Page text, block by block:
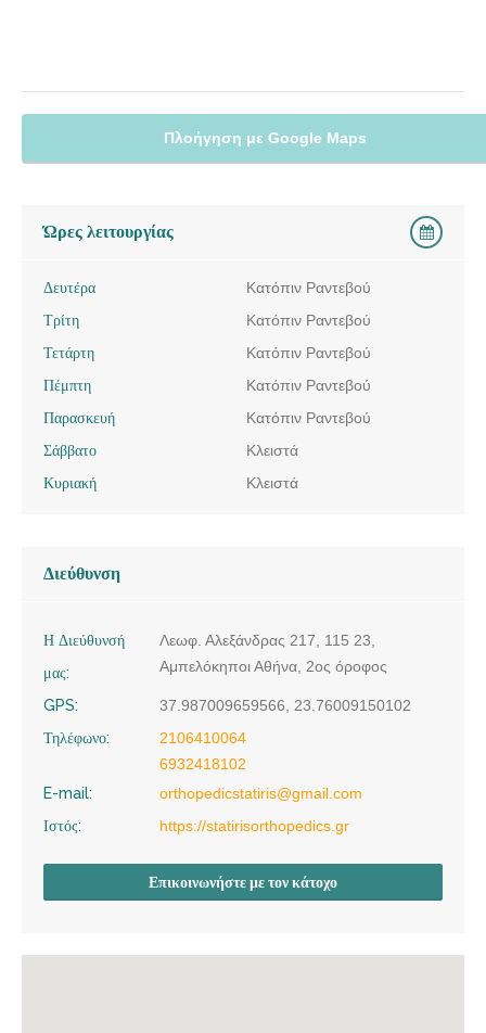
Πλοήγηση με Google Maps
Ώρες λειτουργίας
Δευτέρα
Κατόπιν Ραντεβού
Τρίτη
Κατόπιν Ραντεβού
Τετάρτη
Κατόπιν Ραντεβού
Πέμπτη
Κατόπιν Ραντεβού
Παρασκευή
Κατόπιν Ραντεβού
Σάββατο
Κλειστά
Κυριακή
Κλειστά
Διεύθυνση
Η Διεύθυνσή
μας:
Λεωφ. Αλεξάνδρας 217, 115 23,
Αμπελόκηποι Αθήνα, 2ος όροφος
GPS:
37.987009659566, 23.76009150102
Τηλέφωνο:
2106410064
6932418102
E-mail:
orthopedicstatiris@gmail.com
Ιστός:
https://statirisorthopedics.gr
Επικοινωνήστε με τον κάτοχο